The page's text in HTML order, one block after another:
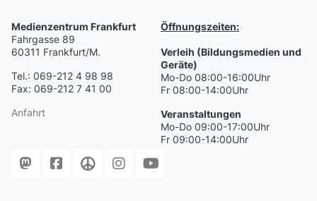
Medienzentrum Frankfurt
Fahrgasse 89
60311 Frankfurt/M.
Tel.: 069-212 4 98 98
Fax: 069-212 7 41 00
Anfahrt
Öffnungszeiten:
Verleih (Bildungsmedien und
Geräte)
Mo-Do 08:00-16:00Uhr
Fr 08:00-14:00Uhr
Veranstaltungen
Mo-Do 09:00-17:00Uhr
Fr 09:00-14:00Uhr